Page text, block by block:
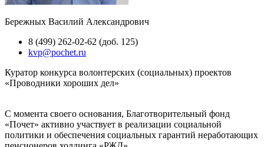
Бережных Василий Александрович
8 (499) 262-02-62 (доб. 125)
kvp@pochet.ru
Куратор конкурса волонтерских (социальных) проектов
«Проводники хороших дел»
С момента своего основания, Благотворительный фонд
«Почет» активно участвует в реализации социальной
политики и обеспечения социальных гарантий неработающих